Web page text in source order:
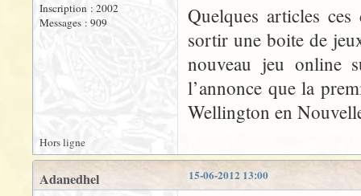
Inscription : 2002
Messages : 909
Quelques articles
sortir une boite de
nouveau jeu online
l’annonce que la
Wellington en
Hors ligne
15-06-2012 13:00
Adanedhel